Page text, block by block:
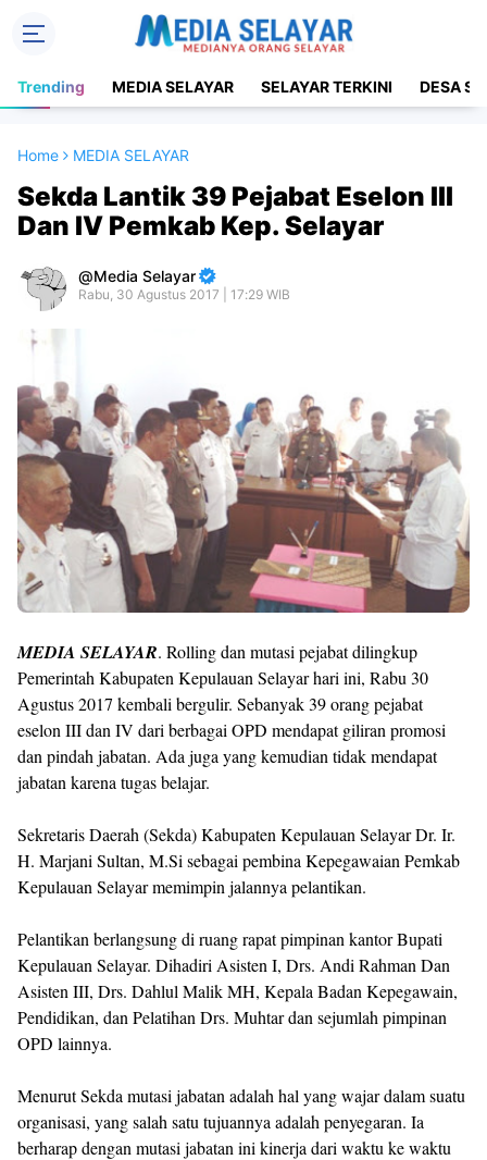
Trending MEDIA SELAYAR SELAYAR TERKINI DESA
Home MEDIA SELAYAR
Sekda Lantik 39 Pejabat Eselon III
Dan IV Pemkab Kep. Selayar
Media Selayar
Rabu, 30 Agustus 2017 | 17:29 WIB
MEDIA SELAYAR. Rolling dan mutasi pejabat dilingkup
Pemerintah Kabupaten Kepulauan Selayar hari ini, Rabu 30
Agustus 2017 kembali bergulir. Sebanyak 39 orang pejabat
eselon III dan IV dari berbagai OPD mendapat giliran promosi
dan pindah jabatan. Ada juga yang kemudian tidak mendapat
jabatan karena tugas belajar.
Sekretaris Daerah (Sekda) Kabupaten Kepulauan Selayar Dr. Ir.
H. Marjani Sultan, M.Si sebagai pembina Kepegawaian Pemkab
Kepulauan Selayar memimpin jalannya pelantikan.
Pelantikan berlangsung di ruang rapat pimpinan kantor Bupati
Kepulauan Selayar. Dihadiri Asisten I, Drs. Andi Rahman Dan
Asisten III, Drs. Dahlul Malik MH, Kepala Badan Kepegawain,
Pendidikan, dan Pelatihan Drs. Muhtar dan sejumlah pimpinan
OPD lainnya.
Menurut Sekda mutasi jabatan adalah hal yang wajar dalam suatu
organisasi, yang salah satu tujuannya adalah penyegaran. Ia
berharap dengan mutasi jabatan ini kinerja dari waktu ke waktu